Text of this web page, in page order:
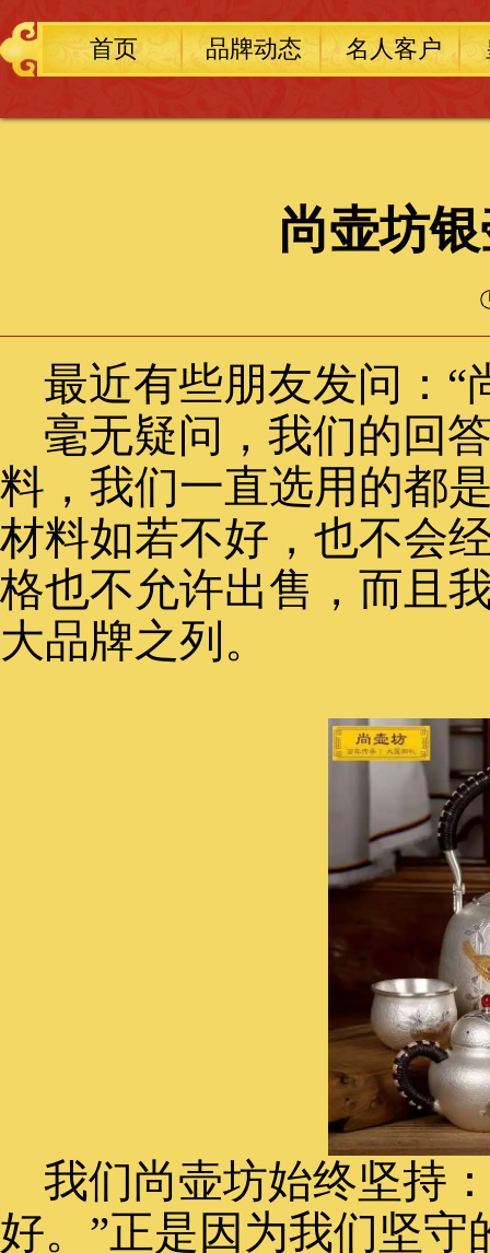
首页 品牌动态 名人客户
尚壶坊
最近有些朋友发问：“
毫无疑问，我们的回
料，我们一直选用的都
材料如若不好，也不会
格也不允许出售，而且
大品牌之列。
我们尚壶坊始终坚持
好。”正是因为我们坚